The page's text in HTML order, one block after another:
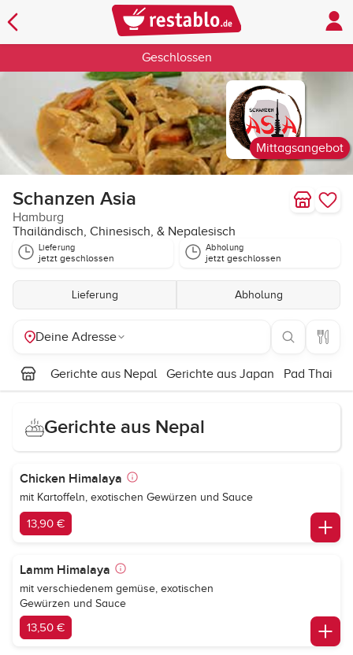
Geschlossen
Mittagsangebot
Schanzen Asia
Hamburg
Thailändisch, Chinesisch, & Nepalesisch
Lieferung
jetzt geschlossen
Abholung
jetzt geschlossen
Lieferung Abholung
Deine Adresse
Gerichte aus Nepal Gerichte aus Japan Pad Thai
Gerichte aus Nepal
Chicken Himalaya
mit Kartoffeln, exotischen Gewürzen und Sauce
13,90 €
Lamm Himalaya
mit verschiedenem gemüse, exotischen
Gewürzen und Sauce
13,50 €